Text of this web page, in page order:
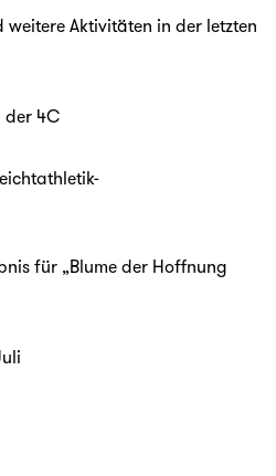
Aktivitäten in der letzten
der 4C
für „Blume der Hoffnung